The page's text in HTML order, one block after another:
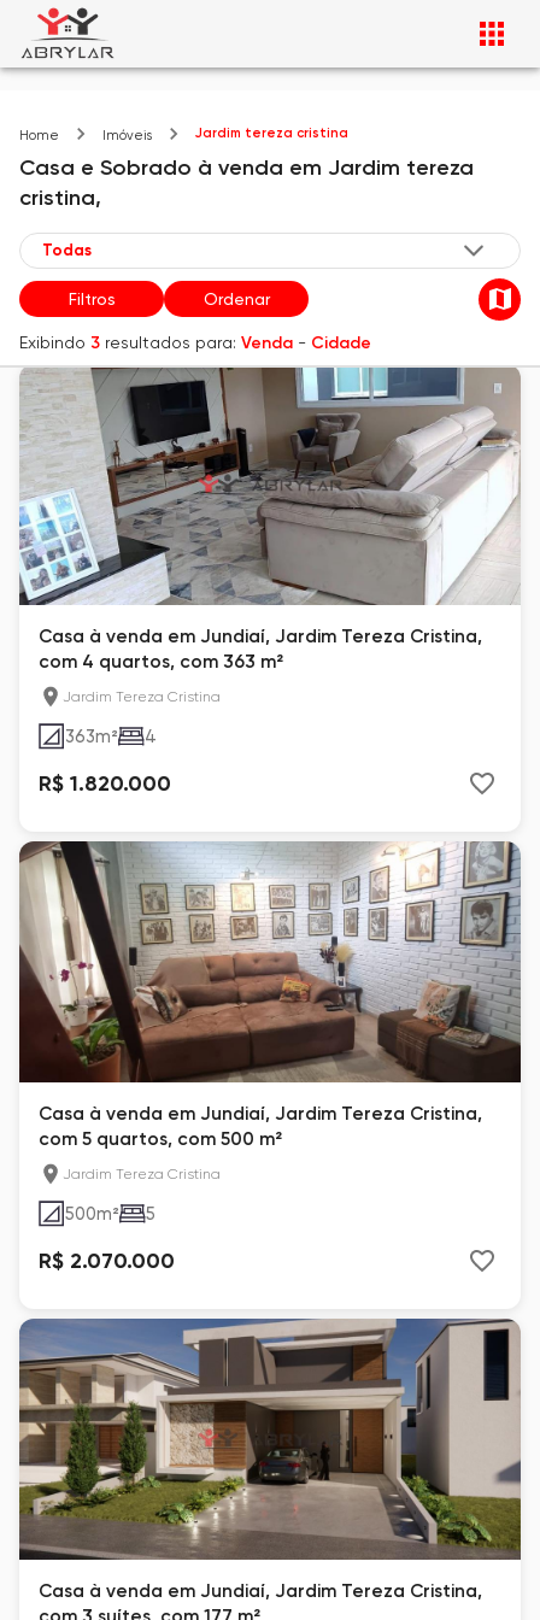
Home Imóveis Jardim tereza cristina
Casa e Sobrado à venda em Jardim tereza
cristina,
Filtros Ordenar
Exibindo 3 resultados para: Venda - Cidade
Casa à venda em Jundiaí, Jardim Tereza Cristina,
com 4 quartos, com 363 m²
Jardim Tereza Cristina
363m² 4
R$ 1.820.000
Casa à venda em Jundiaí, Jardim Tereza Cristina,
com 5 quartos, com 500 m²
Jardim Tereza Cristina
500m² 5
R$ 2.070.000
Casa à venda em Jundiaí, Jardim Tereza Cristina,